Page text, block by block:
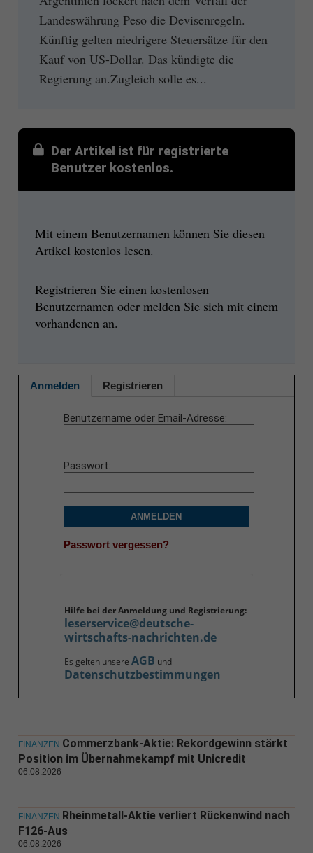
Landeswährung Peso die Devisenregeln.
Künftig gelten niedrigere Steuersätze für den
Kauf von US-Dollar. Das kündigte die
Regierung an.Zugleich solle es...
Der Artikel ist für registrierte
Benutzer kostenlos.
Mit einem Benutzernamen können Sie diesen
Artikel kostenlos lesen.
Registrieren Sie einen kostenlosen
Benutzernamen oder melden Sie sich mit einem
vorhandenen an.
Anmelden Registrieren
Benutzername oder Email-Adresse
Passwort
ANMELDEN
Passwort vergessen?
Hilfe bei der Anmeldung und Registrierung:
leserservice@deutsche-
wirtschafts-nachrichten.de
Es gelten unsere AGB und
Datenschutzbestimmungen
FINANZEN Commerzbank-Aktie: Rekordgewinn stärkt
Position im Übernahmekampf mit Unicredit
06.08.2026
FINANZEN Rheinmetall-Aktie verliert Rückenwind nach
F126-Aus
06.08.2026